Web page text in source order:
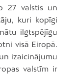
27 valstis un
kuri kopīgi
ilgtspējīgu
visā Eiropā.
izaicinājumu
valstīm ir